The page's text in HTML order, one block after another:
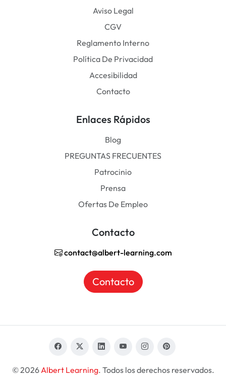
Aviso Legal
CGV
Reglamento Interno
Política De Privacidad
Accesibilidad
Contacto
Enlaces Rápidos
Blog
PREGUNTAS FRECUENTES
Patrocinio
Prensa
Ofertas De Empleo
Contacto
contact@albert-learning.com
Contacto
© 2026 Albert Learning. Todos los derechos reservados.